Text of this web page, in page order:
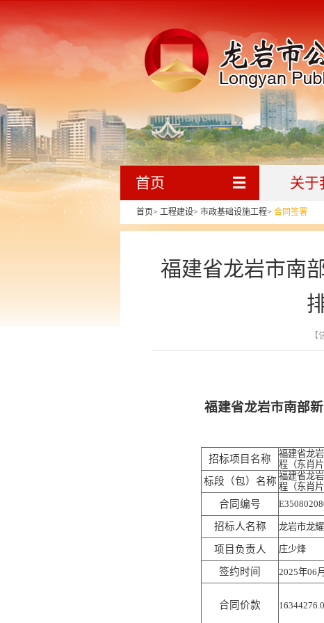
首页 关于
首页> 工程建设> 市政基础设施工程> 合同签署
福建省龙岩市南
【
福建省龙岩市南部
招标项目名称
福建省龙
程（东肖
标段（包）名称 福建省龙
程（东肖
合同编号
招标人名称 龙岩市龙
项目负责人 庄少烽
签约时间 2025年06
合同价款